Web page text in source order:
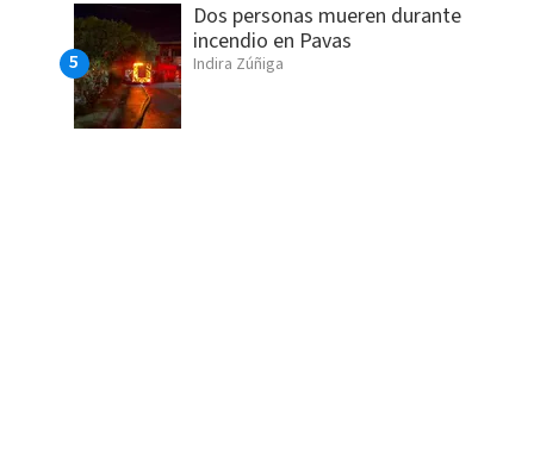
Dos personas mueren durante
incendio en Pavas
Indira Zúñiga